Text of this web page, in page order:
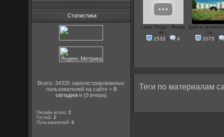
Статистика
Всего: 34335 зарегистрированных
пользователей на сайте + 0
сегодняи (0 вчера)
Онлайн всего:2
Гостей:2
Пользователей:0
Lady Gaga - Водку
пе...
2533 | 4
Дайте
па...
2075 |
Теги по материалам